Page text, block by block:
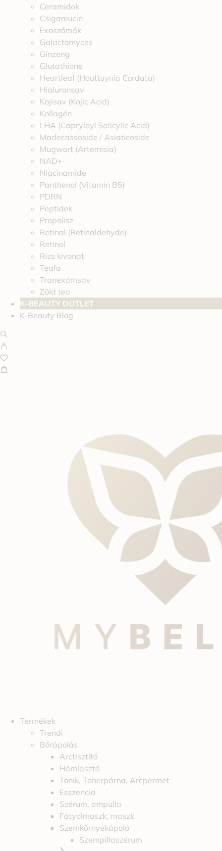
Ceramidok
Csigamucin
Exoszómák
Galactomyces
Ginzeng
Glutathione
Heartleaf (Houttuynia Cordata)
Hialuronsav
Kojisav (Kojic Acid)
Kollagén
LHA (Capryloyl Salicylic Acid)
Madecassoside / Asiaticoside
Mugwort (Artemisia)
NAD+
Niacinamide
Panthenol (Vitamin B5)
PDRN
Peptidek
Propolisz
Retinal (Retinaldehyde)
Retinol
Rizs kivonat
Teafa
Tranexámsav
Zöld tea
K-BEAUTY OUTLET
K-Beauty Blog
Termékek
Trendi
Bőrápolás
Arctisztító
Hámlasztó
Tonik, Tonerpárna, Arcpermet
Esszencia
Szérum, ampulla
Fátyolmaszk, maszk
Szemkörnyékápoló
Szempillaszérum